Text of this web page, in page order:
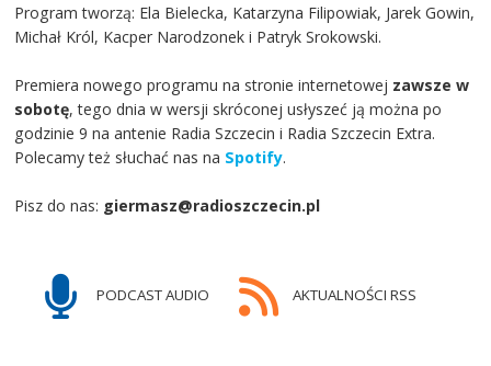
Program tworzą: Ela Bielecka, Katarzyna Filipowiak, Jarek Gowin,
Michał Król, Kacper Narodzonek i Patryk Srokowski.
Premiera nowego programu na stronie internetowej zawsze w
sobotę, tego dnia w wersji skróconej usłyszeć ją można po
godzinie 9 na antenie Radia Szczecin i Radia Szczecin Extra.
Polecamy też słuchać nas na Spotify.
Pisz do nas: giermasz@radioszczecin.pl
PODCAST AUDIO AKTUALNOŚCI RSS